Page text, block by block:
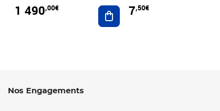
1 490,00€ Ajouter au panier
7,50€
Nos Engagements